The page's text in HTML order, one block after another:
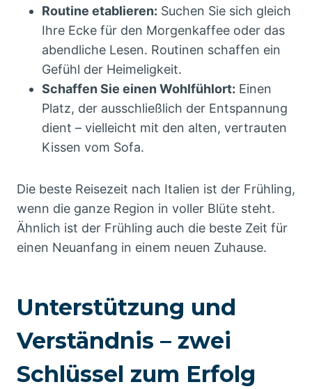
Routine etablieren: Suchen Sie sich gleich
Ihre Ecke für den Morgenkaffee oder das
abendliche Lesen. Routinen schaffen ein
Gefühl der Heimeligkeit.
Schaffen Sie einen Wohlfühlort: Einen
Platz, der ausschließlich der Entspannung
dient – vielleicht mit den alten, vertrauten
Kissen vom Sofa.
Die beste Reisezeit nach Italien ist der Frühling,
wenn die ganze Region in voller Blüte steht.
Ähnlich ist der Frühling auch die beste Zeit für
einen Neuanfang in einem neuen Zuhause.
Unterstützung und
Verständnis – zwei
Schlüssel zum Erfolg